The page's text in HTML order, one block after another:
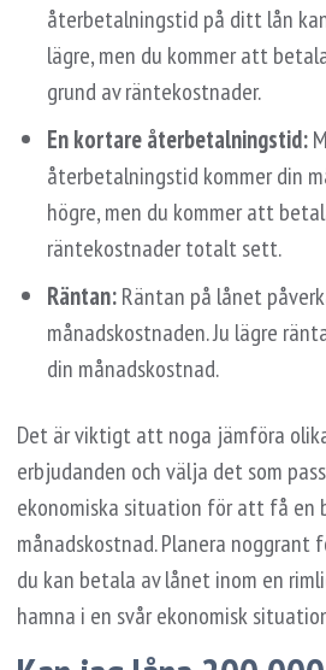
återbetalningstid på ditt lån
lägre, men du kommer att
grund av räntekostnader.
En kortare återbetalningstid:
återbetalningstid kommer din
högre, men du kommer att
räntekostnader totalt sett.
Räntan:Räntan på lånet
månadskostnaden. Ju lägre
din månadskostnad.
Det är viktigt att noga jämföra
erbjudanden och välja det som
ekonomiska situation för att få en
månadskostnad. Planera
du kan betala av lånet inom en
hamna i en svår ekonomisk